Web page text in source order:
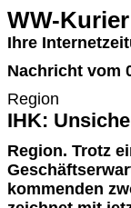
WW-Kurier
Ihre
Nachricht vom
Region
IHK:
Region. Trotz
kommenden